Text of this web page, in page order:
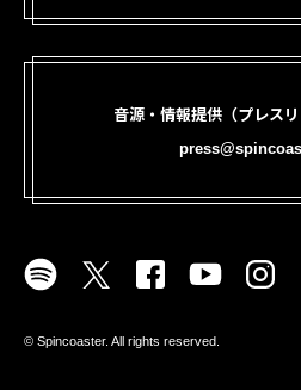
音源・情報提供（プレス
©︎ Spincoaster. All rights reserved.